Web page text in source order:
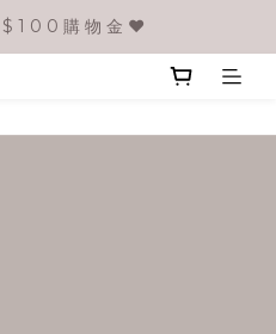
1 0 0 購 物 金 ❤️